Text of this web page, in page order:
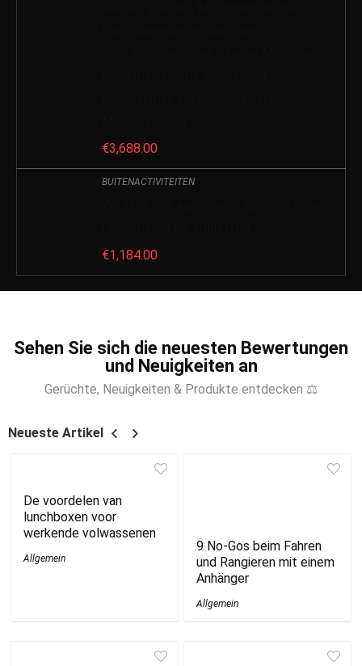
€3,688.00
BUITENACTIVITEITEN
€1,184.00
Sehen Sie sich die neuesten Bewertungen
und Neuigkeiten an
Gerüchte, Neuigkeiten & Produkte entdecken ⚖
Neueste Artikel
De voordelen van
lunchboxen voor
werkende volwassenen
Allgemein
9 No-Gos beim Fahren
und Rangieren mit einem
Anhänger
Allgemein